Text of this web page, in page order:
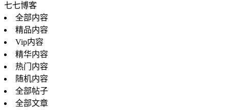
七七博客
全部内容
精品内容
Vip内容
精华内容
热门内容
随机内容
全部帖子
全部文章